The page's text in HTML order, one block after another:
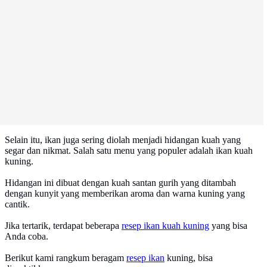
Selain itu, ikan juga sering diolah menjadi hidangan kuah yang
segar dan nikmat. Salah satu menu yang populer adalah ikan kuah
kuning.
Hidangan ini dibuat dengan kuah santan gurih yang ditambah
dengan kunyit yang memberikan aroma dan warna kuning yang
cantik.
Jika tertarik, terdapat beberapa resep ikan kuah kuning yang bisa
Anda coba.
Berikut kami rangkum beragam resep ikan kuning, bisa